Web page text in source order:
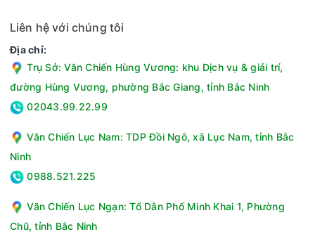
Hệ điều hành Tizen™ mang lại giao diện trực quan, dễ thao
tác với cách sắp xếp ứng dụng giống smartphone. Kho ứng
dụng phong phú với Netflix, YouTube, Clip TV, VieON, POPS
Kids, Galaxy Play, MP3 Zing, Spotify,... giúp cả gia đình dễ
Chiếc smart tivi này hỗ trợ SmartThings, cho phép điều khiển
thiết bị bằng điện thoại, nhập nội dung tìm kiếm nhanh hơn và
quản lý các thiết bị thông minh trong gia đình ngay trên cùng
Liên hệ với chúng tôi
Địa chỉ:
Trụ Sở: Văn Chiến Hùng Vương: khu Dịch vụ & giải trí,
đường Hùng Vương, phường Bắc Giang, tỉnh Bắc Ninh
02043.99.22.99
Văn Chiến Lục Nam: TDP Đồi Ngô, xã Lục Nam, tỉnh Bắc
Ninh
0988.521.225
Văn Chiến Lục Ngạn: Tổ Dân Phố Minh Khai 1, Phường
Chũ, tỉnh Bắc Ninh